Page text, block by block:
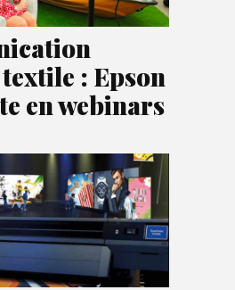
: Epson
en webinars